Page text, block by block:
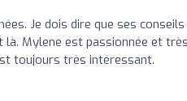
Je dois dire que ses conseils
Mylene est passionnée et
toujours très intéressant.